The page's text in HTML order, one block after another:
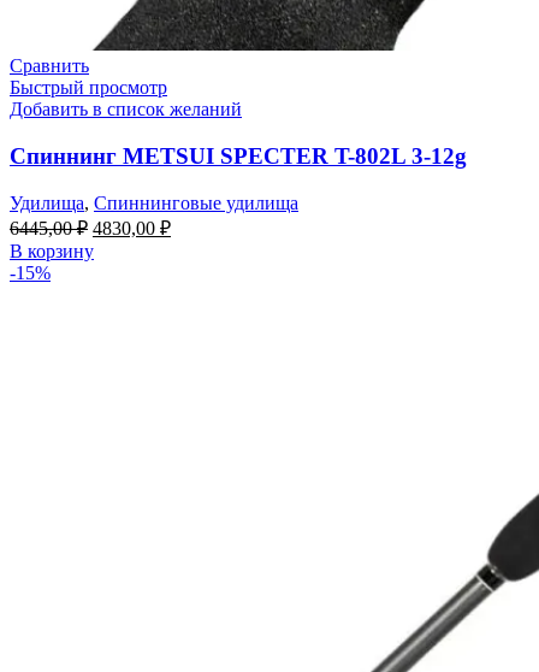
Сравнить
Быстрый просмотр
Добавить в список желаний
Спиннинг METSUI SPECTER T-802L 3-12g
Удилища, Спиннинговые удилища
6445,00₽ 4830,00 ₽
В корзину
-15%